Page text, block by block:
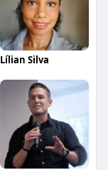
Lílian Silva